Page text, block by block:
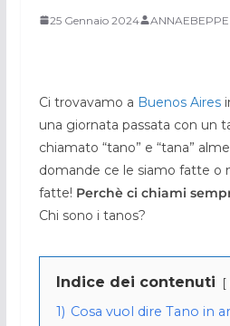
25 Gennaio 2024 ANNAEBEPPE
Ci trovavamo a Buenos Aires
una giornata passata con un
chiamato “tano” e “tana”
domande ce le siamo fatte o
fatte! Perchè ci chiami
Chi sono i tanos?
Indice dei contenuti
1) Cosa vuol dire Tano in